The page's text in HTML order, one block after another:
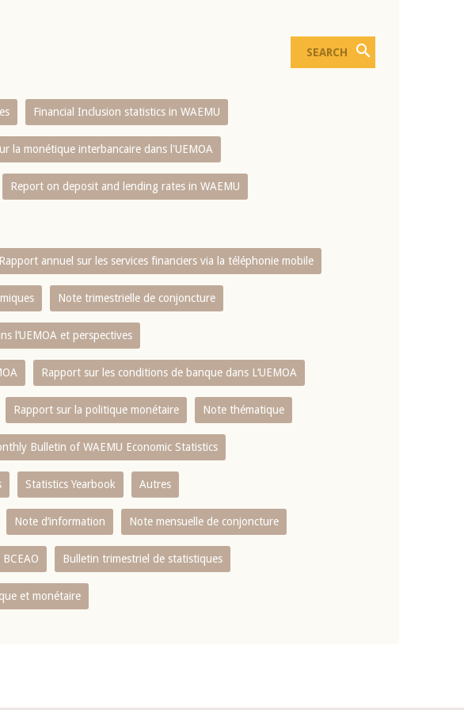
Financial Inclusion statistics in WAEMU
la monétique interbancaire dans l'UEMOA
Report on deposit and lending rates in WAEMU
Rapport annuel sur les services financiers via la téléphonie mobile
Note trimestrielle de conjoncture
l‘UEMOA et perspectives
Rapport sur les conditions de banque dans L‘UEMOA
Rapport sur la politique monétaire Note thématique
Bulletin of WAEMU Economic Statistics
Statistics Yearbook Autres
Note d’information Note mensuelle de conjoncture
Bulletin trimestriel de statistiques
et monétaire